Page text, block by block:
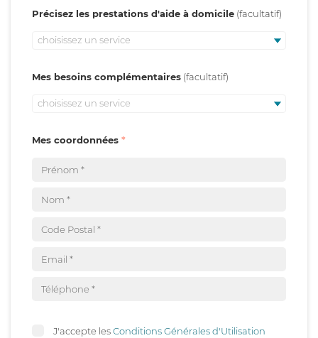
Précisez les prestations d'aide à domicile
choisissez un service
Mes besoins complémentaires
choisissez un service
Mes coordonnées
J'accepte lesConditions Générales d'Utilisation